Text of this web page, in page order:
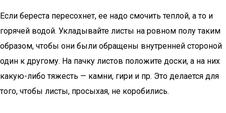
Если береста пересохнет, ее надо смочить теплой, а то и
горячей водой. Укладывайте листы на ровном полу таким
образом, чтобы они были обращены внутренней стороной
один к другому. На пачку листов положите доски, а на них
какую-либо тяжесть — камни, гири и пр. Это делается для
того, чтобы листы, просыхая, не коробились.